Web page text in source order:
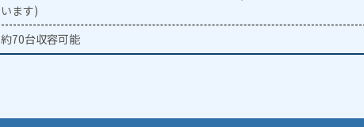
います)
約70台収容可能